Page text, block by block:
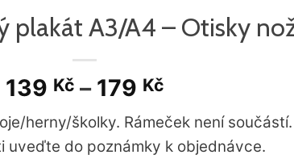
plakát A3/A4 – Otisky
139 Kč – 179 Kč
herny/školky. Rámeček není
uveďte do poznámky k objednávce.